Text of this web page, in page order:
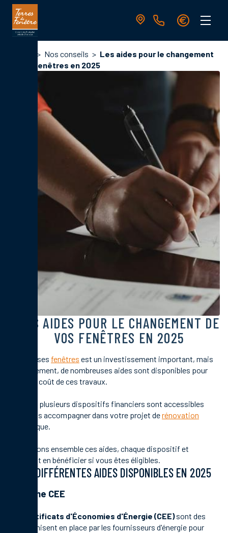
Aller
contenu
principale
Nos conseils
Les aides pour le changement
de vos fenêtres en 2025
LES AIDES POUR LE CHANGEMENT DE
VOS FENÊTRES EN 2025
Changer ses fenêtres est un investissement important, mais
heureusement, de nombreuses aides sont disponibles pour
alléger le coût de ces travaux.
En 2025, plusieurs dispositifs financiers sont accessibles
pour vous accompagner dans votre projet derénovation
énergétique.
Découvrons ensemble ces aides, chaque dispositif et
comment en bénéficier si vous êtes éligibles.
LES DIFFÉRENTES AIDES DISPONIBLES EN 2025
La Prime CEE
Certificats d'Économies d'Énergie (CEE)sont des
primes misent en place par les fournisseurs d'énergie pour